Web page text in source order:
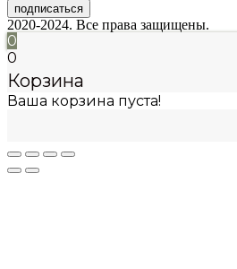
подписаться
2020-2024. Все права защищены.
0
0
Корзина
Ваша корзина пуста!